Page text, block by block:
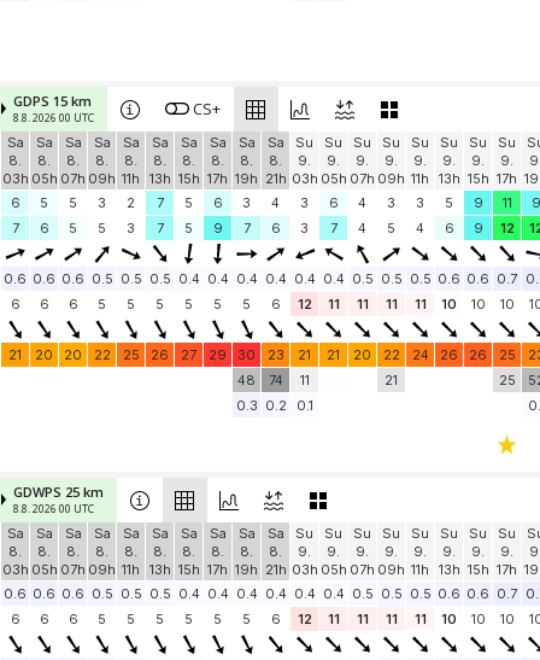
GDPS 15 km
8.8. 2026 00 UTC CS+
Sa
8.
03h
Sa
8.
05h
Sa
8.
07h
Sa
8.
09h
Sa
8.
11h
Sa
8.
13h
Sa
8.
15h
Sa
8.
17h
Sa
8.
19h
Sa
8.
21h
Su
9.
03h
Su
9.
05h
Su
9.
07h
Su
9.
09h
Su
9.
11h
Su
9.
13h
Su
9.
15h
Su
9.
17h
6
5 5 3 2 7 5 6 3 4 3 6 4 3 3 5 9 11
9
7
6 5 5 3 7 5 9 7 6 3 7 4 5 4 6 9 12
0.6 0.6 0.6 0.5 0.5 0.5 0.4 0.4 0.4 0.4 0.4 0.4 0.5 0.5 0.5 0.6 0.6 0.7
6
6 6 5 5 5 5 5 5 6 12 11 11 11 11 10 10 10
21 20 20 22 25 26 27 29 30 23 21 21 20 22 24 26 26 25
48
74 11 21 25
0.3 0.2 0.1
GDWPS 25 km
8.8. 2026 00 UTC
Sa
8.
03h
Sa
8.
05h
Sa
8.
07h
Sa
8.
09h
Sa
8.
11h
Sa
8.
13h
Sa
8.
15h
Sa
8.
17h
Sa
8.
19h
Sa
8.
21h
Su
9.
03h
Su
9.
05h
Su
9.
07h
Su
9.
09h
Su
9.
11h
Su
9.
13h
Su
9.
15h
Su
9.
17h
0.6 0.6 0.6 0.5 0.5 0.5 0.4 0.4 0.4 0.4 0.4 0.4 0.5 0.5 0.5 0.6 0.6 0.7
6
6 6 5 5 5 5 5 5 6 12 11 11 11 11 10 10 10